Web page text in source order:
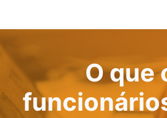
O que